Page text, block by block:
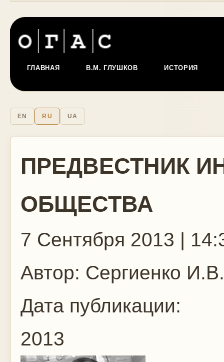
ГЛАВНАЯ В.М. ГЛУШКОВ ИСТОРИЯ
EN RU UA
ПРЕДВЕСТНИК
ОБЩЕСТВА
7 Сентября 2013 |
Автор: Сергиенко И.В.
Дата публикации:
2013